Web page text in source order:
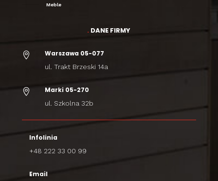
Meble
. DANE FIRMY
 Warszawa 05-077
ul. Trakt Brzeski 14a
 Marki 05-270
ul. Szkolna 32b
Infolinia
+48 222 33 00 99
Email